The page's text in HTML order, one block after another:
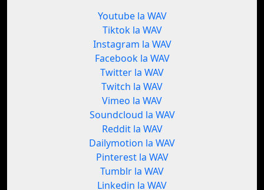
Youtube la WAV
Tiktok la WAV
Instagram la WAV
Facebook la WAV
Twitter la WAV
Twitch la WAV
Vimeo la WAV
Soundcloud la WAV
Reddit la WAV
Dailymotion la WAV
Pinterest la WAV
Tumblr la WAV
Linkedin la WAV